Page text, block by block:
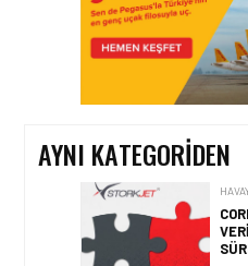
AYNI KATEGORIDEN
İŞ
YILI
VE